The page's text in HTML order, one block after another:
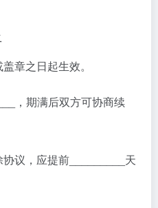
章之日起生效。
，期满后双方可协商续
议，应提前_________天